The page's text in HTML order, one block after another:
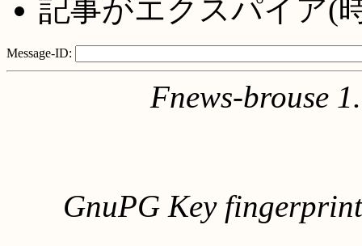
記事がエクスパイア(
Message-ID:
Fnews-brouse
GnuPG Key